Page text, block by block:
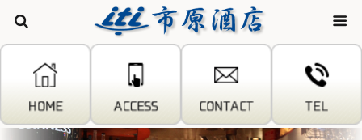
株式会